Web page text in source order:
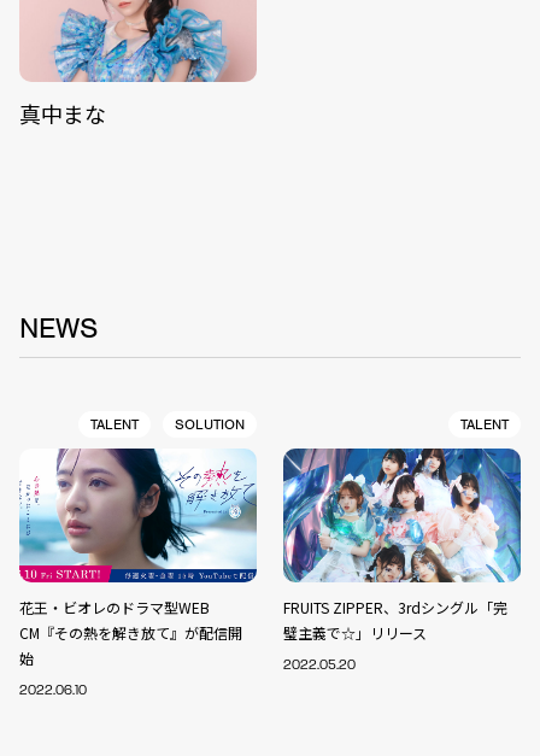
真中まな
NEWS
TALENT SOLUTION
花王・ビオレのドラマ型WEB
CM『その熱を解き放て』が配信開
始
2022.06.10
TALENT
FRUITS ZIPPER、3rdシングル「完
璧主義で☆」リリース
2022.05.20